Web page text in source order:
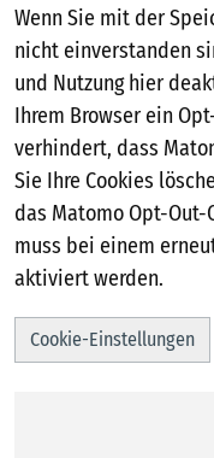
Wenn Sie mit der
nicht einverstanden
und Nutzung hier
Ihrem Browser ein
verhindert, dass
Sie Ihre Cookies
das Matomo Opt-Out-
muss bei einem
aktiviert werden.
Cookie-Einstellungen